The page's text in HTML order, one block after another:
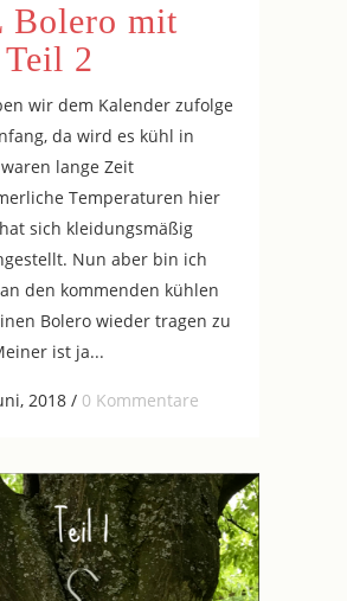
Bolero mit
2
wir dem Kalender zufolge
da wird es kühl in
lange Zeit
Temperaturen hier
sich kleidungsmäßig
Nun aber bin ich
den kommenden kühlen
Bolero wieder tragen zu
ist ja...
2018/ 0 Kommentare